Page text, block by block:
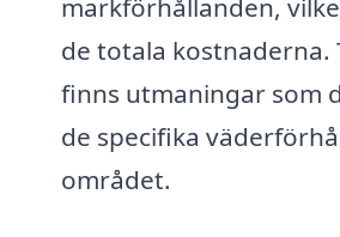
markförhållanden,
de totala kostnaderna.
finns utmaningar som
de specifika
området.